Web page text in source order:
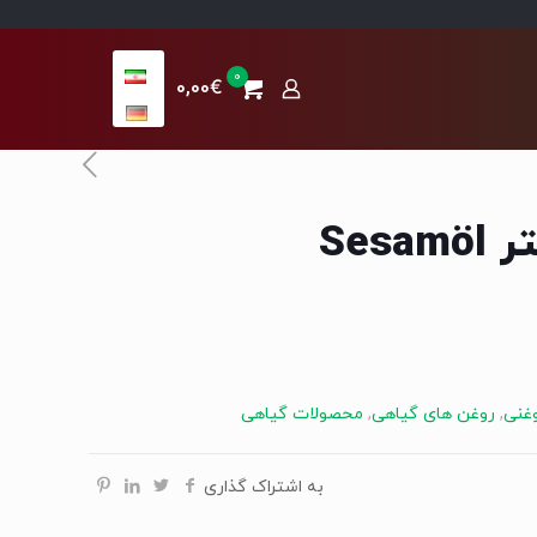
0
0,00€
, روغن های گیاهی, محصولات گیاهی
به اشتراک گذاری